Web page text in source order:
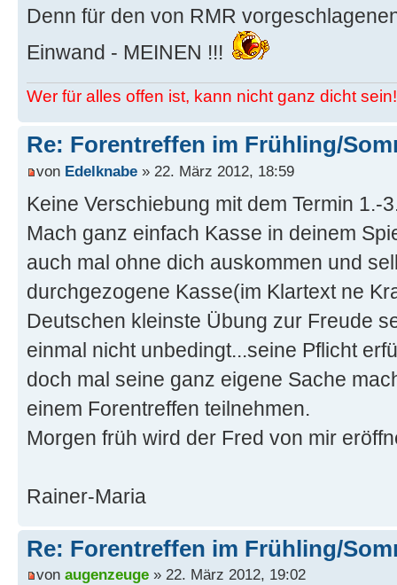
Denn für den von RMR
Einwand - MEINEN !!!
Wer für alles offen ist, kann nicht ganz dicht sein!
Re: Forentreffen im Frühling/
von Edelknabe » 22. März 2012, 18:59
Keine Verschiebung mit dem Termin 1.-
Mach ganz einfach Kasse in deinem
auch mal ohne dich auskommen und
durchgezogene Kasse(im Klartext ne
Deutschen kleinste Übung zur Freude
einmal nicht unbedingt...seine Pflicht
doch mal seine ganz eigene Sache
einem Forentreffen teilnehmen.
Morgen früh wird der Fred von mir
Rainer-Maria
Re: Forentreffen im Frühling/
von augenzeuge » 22. März 2012, 19:02